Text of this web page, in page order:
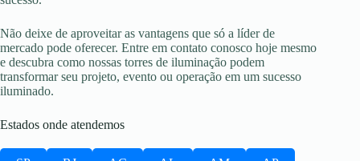
Não deixe de aproveitar as vantagens que só a líder de
mercado pode oferecer. Entre em contato conosco hoje mesmo
e descubra como nossas torres de iluminação podem
transformar seu projeto, evento ou operação em um sucesso
iluminado.
Estados onde atendemos